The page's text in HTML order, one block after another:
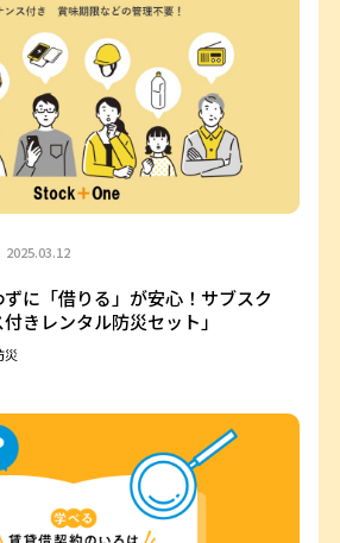
2025.03.12
に「借りる」が安心！サブスク
きレンタル防災セット」
災